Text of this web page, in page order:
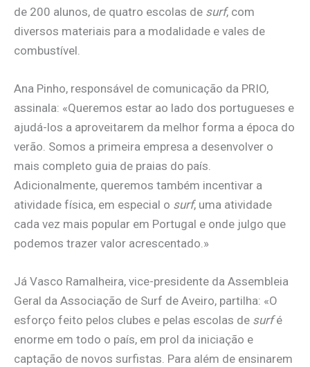
de 200 alunos, de quatro escolas de surf, com
diversos materiais para a modalidade e vales de
combustível.
Ana Pinho, responsável de comunicação da PRIO,
assinala: «Queremos estar ao lado dos portugueses e
ajudá-los a aproveitarem da melhor forma a época do
verão. Somos a primeira empresa a desenvolver o
mais completo guia de praias do país.
Adicionalmente, queremos também incentivar a
atividade física, em especial o surf, uma atividade
cada vez mais popular em Portugal e onde julgo que
podemos trazer valor acrescentado.»
Já Vasco Ramalheira, vice-presidente da Assembleia
Geral da Associação de Surf de Aveiro, partilha: «O
esforço feito pelos clubes e pelas escolas de surfé
enorme em todo o país, em prol da iniciação e
captação de novos surfistas. Para além de ensinarem